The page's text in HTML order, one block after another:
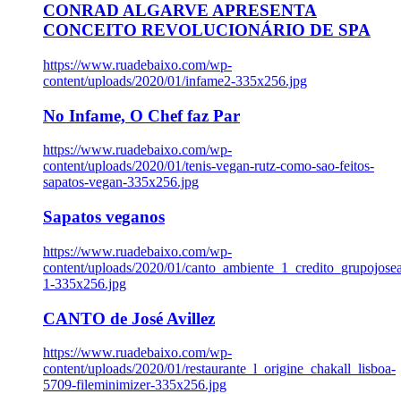
CONRAD ALGARVE APRESENTA
CONCEITO REVOLUCIONÁRIO DE SPA
https://www.ruadebaixo.com/wp-
content/uploads/2020/01/infame2-335x256.jpg
No Infame, O Chef faz Par
https://www.ruadebaixo.com/wp-
content/uploads/2020/01/tenis-vegan-rutz-como-sao-feitos-
sapatos-vegan-335x256.jpg
Sapatos veganos
https://www.ruadebaixo.com/wp-
content/uploads/2020/01/
1-335x256.jpg
CANTO de José Avillez
https://www.ruadebaixo.com/wp-
content/uploads/2020/01/restaurante_l_origine_chakall_lisboa-
5709-fileminimizer-335x256.jpg